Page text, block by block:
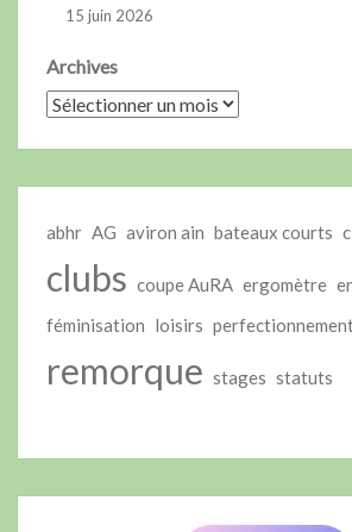
15 juin 2026
Archives
abhr AG aviron ain bateaux courts
clubs coupe AuRA ergomètre
féminisation loisirs
remorque stages statuts